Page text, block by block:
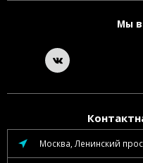
Мы в
Москва, Ленинский